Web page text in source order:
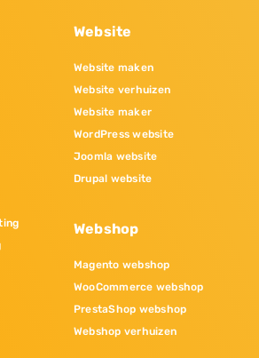
Website
Website maken
Website verhuizen
Website maker
WordPress website
Joomla website
Drupal website
Webshop
Magento webshop
WooCommerce webshop
PrestaShop webshop
Webshop verhuizen